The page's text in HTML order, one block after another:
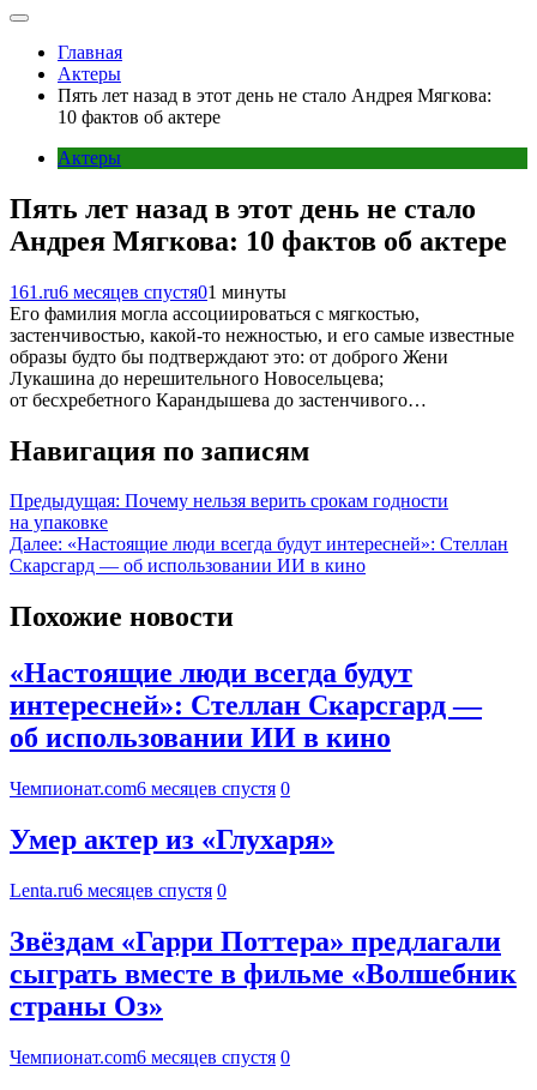
Главная
Актеры
Пять лет назад в этот день не стало Андрея Мягкова:
10 фактов об актере
Актеры
Пять лет назад в этот день не стало
Андрея Мягкова: 10 фактов об актере
161.ru6 месяцев спустя01 минуты
Его фамилия могла ассоциироваться с мягкостью,
застенчивостью, какой-то нежностью, и его самые известные
образы будто бы подтверждают это: от доброго Жени
Лукашина до нерешительного Новосельцева;
от бесхребетного Карандышева до застенчивого…
Навигация по записям
Предыдущая: Почему нельзя верить срокам годности
на упаковке
Далее: «Настоящие люди всегда будут интересней»: Стеллан
Скарсгард — об использовании ИИ в кино
Похожие новости
«Настоящие люди всегда будут
интересней»: Стеллан Скарсгард —
об использовании ИИ в кино
Чемпионат.com6 месяцев спустя 0
Умер актер из «Глухаря»
Lenta.ru6 месяцев спустя 0
Звёздам «Гарри Поттера» предлагали
сыграть вместе в фильме «Волшебник
страны Оз»
Чемпионат.com6 месяцев спустя 0